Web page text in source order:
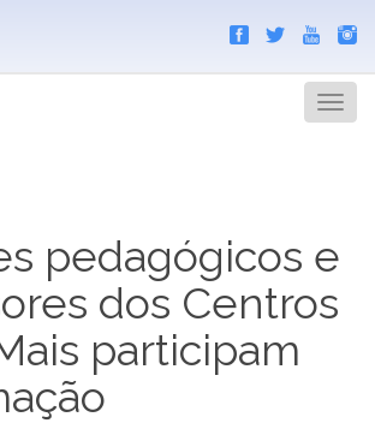
Menu
pedagógicos e
dos Centros
participam